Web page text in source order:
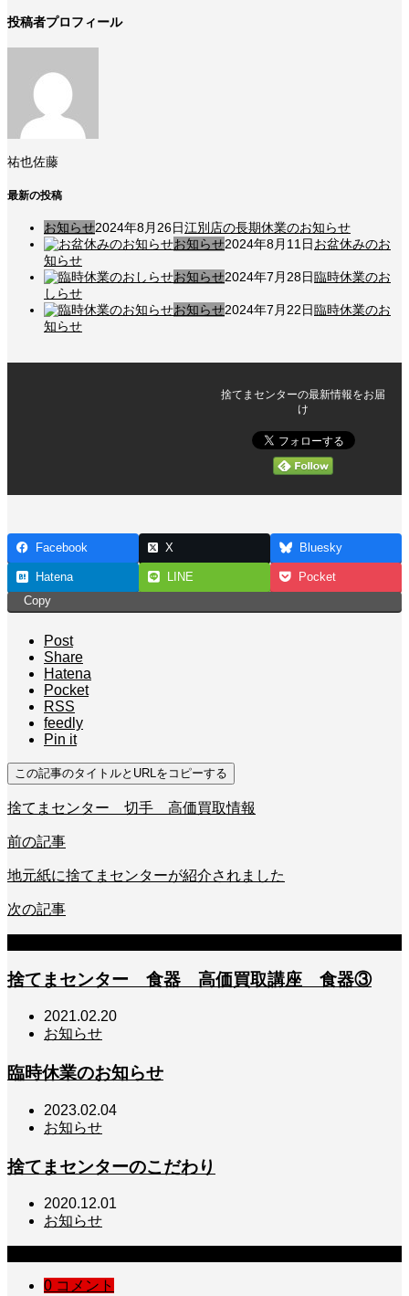
投稿者プロフィール
祐也佐藤
最新の投稿
お知らせ2024年8月26日江別店の長期休業のお知らせ
お知らせ2024年8月11日お盆休みのお
知らせ
お知らせ2024年7月28日臨時休業のお
しらせ
お知らせ2024年7月22日臨時休業のお
知らせ
捨てまセンターの最新情報をお届
け
Facebook X Bluesky
Hatena LINE
Pocket
Copy
Post
Share
Hatena
Pocket
RSS
feedly
Pin it
この記事のタイトルとURLをコピーする
捨てまセンター 切手 高価買取情報
前の記事
地元紙に捨てまセンターが紹介されました
次の記事
捨てまセンター 食器 高価買取講座 食器③
2021.02.20
お知らせ
臨時休業のお知らせ
2023.02.04
お知らせ
捨てまセンターのこだわり
2020.12.01
お知らせ
0 コメント